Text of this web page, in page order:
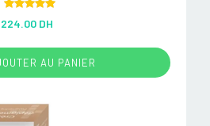
out of 5
224.00 DH
AU PANIER